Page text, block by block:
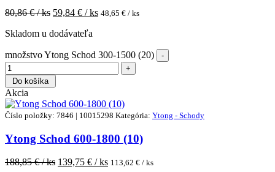
80,86€ / ks 59,84 € / ks 48,65 € / ks
Skladom u dodávateľa
množstvo Ytong Schod 300-1500 (20)
Do košíka
Akcia
Číslo položky: 7846 | 10015298 Kategória: Ytong - Schody
Ytong Schod 600-1800 (10)
188,85€ / ks 139,75 € / ks 113,62 € / ks